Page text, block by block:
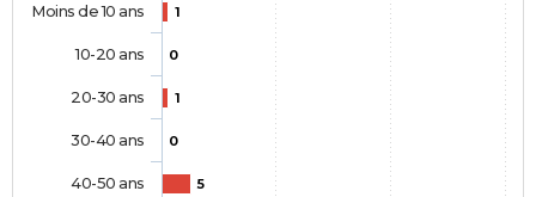
1
0
1
0
5
Moins de 10 ans
10-20 ans
20-30 ans
30-40 ans
40-50 ans